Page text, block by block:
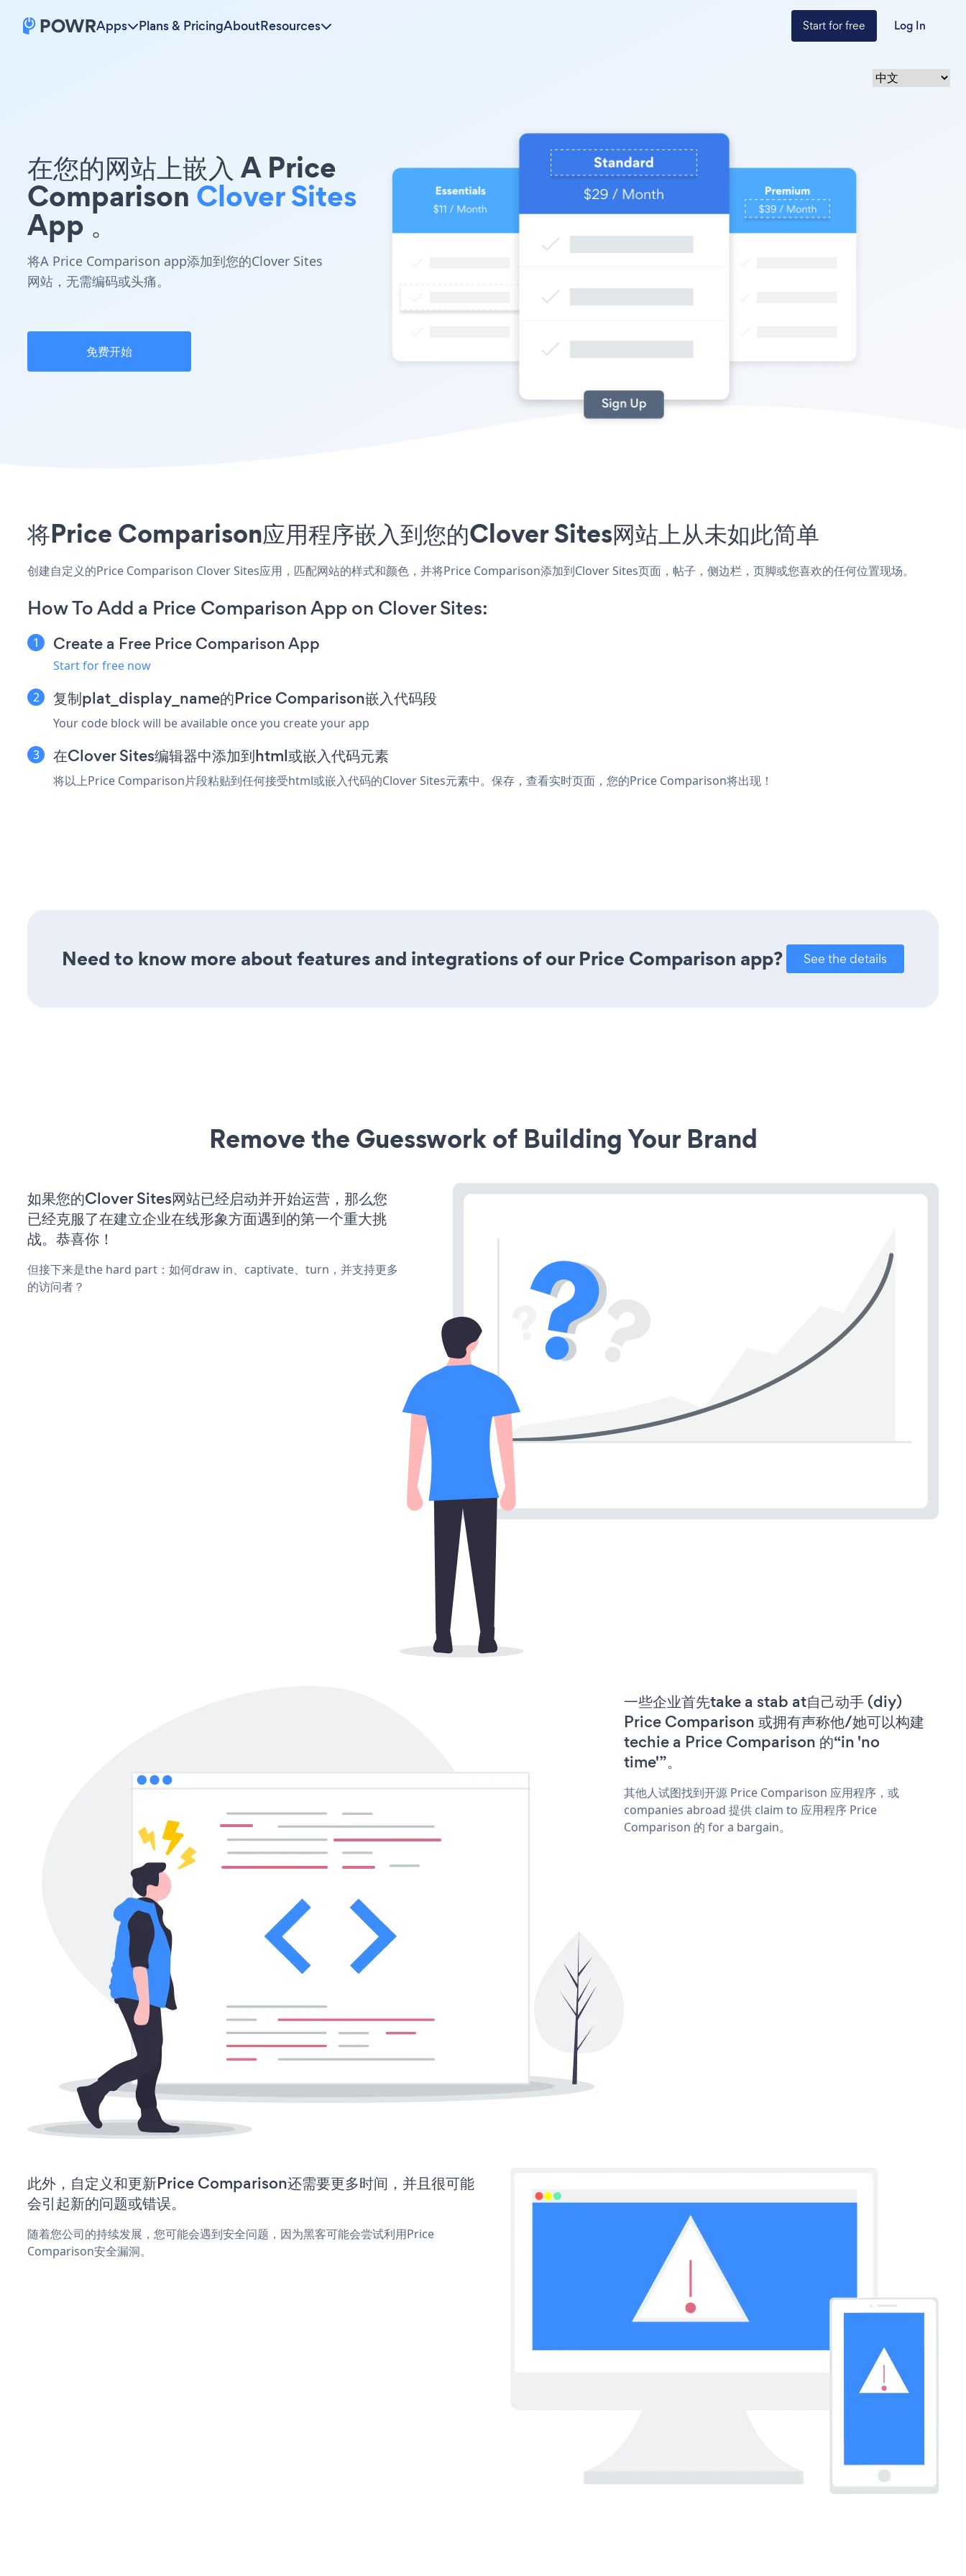
Apps Plans & PricingAboutResources Start for free Log In
在您的网站上嵌入 A Price
Comparison Clover Sites
App 。
将A Price Comparison app添加到您的Clover Sites
网站，无需编码或头痛。
免费开始
将Price Comparison应用程序嵌入到您的Clover Sites网站上从未如此简单
创建自定义的Price Comparison Clover Sites应用，匹配网站的样式和颜色，并将Price Comparison添加到Clover Sites页面，帖子，侧边栏，页脚或您喜欢的任何位置现场。
How To Add a Price Comparison App on Clover Sites:
Create a Free Price Comparison App
Start for free now
复制plat_display_name的Price Comparison嵌入代码段
Your code block will be available once you create your app
在Clover Sites编辑器中添加到html或嵌入代码元素
将以上Price Comparison片段粘贴到任何接受html或嵌入代码的Clover Sites元素中。保存，查看实时页面，您的Price Comparison将出现！
Need to know more about features and integrations of our Price Comparison app? See the details
Remove the Guesswork of Building Your Brand
如果您的Clover Sites网站已经启动并开始运营，那么您
已经克服了在建立企业在线形象方面遇到的第一个重大挑
战。恭喜你！
但接下来是the hard part：如何draw in、captivate、turn，并支持更多
的访问者？
一些企业首先take a stab at自己动手 (diy)
Price Comparison 或拥有声称他/她可以构建
techie a Price Comparison 的“in 'no
time'”。
其他人试图找到开源 Price Comparison 应用程序，或
companies abroad 提供 claim to 应用程序 Price
Comparison 的 for a bargain。
此外，自定义和更新Price Comparison还需要更多时间，并且很可能
会引起新的问题或错误。
随着您公司的持续发展，您可能会遇到安全问题，因为黑客可能会尝试利用Price
Comparison安全漏洞。